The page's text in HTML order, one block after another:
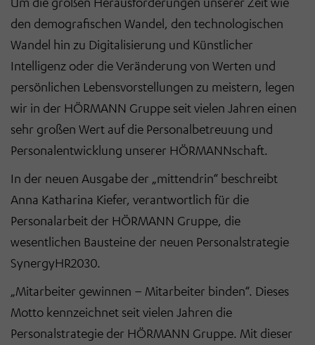
den demografischen Wandel, den technologischen
Wandel hin zu Digitalisierung und Künstlicher
Intelligenz oder die Veränderung von Werten und
persönlichen Lebensvorstellungen zu meistern, legen
wir in der HÖRMANN Gruppe seit vielen Jahren einen
sehr großen Wert auf die Personalbetreuung und
Personalentwicklung unserer HÖRMANNschaft.
In der neuen Ausgabe der „mittendrin“ beschreibt
Anna Katharina Kiefer, verantwortlich für die
Personalarbeit der HÖRMANN Gruppe, die
wesentlichen Bausteine der neuen Personalstrategie
SynergyHR2030.
„Mitarbeiter gewinnen – Mitarbeiter binden“. Dieses
Motto kennzeichnet seit vielen Jahren die
Personalstrategie der HÖRMANN Gruppe. Mit dieser